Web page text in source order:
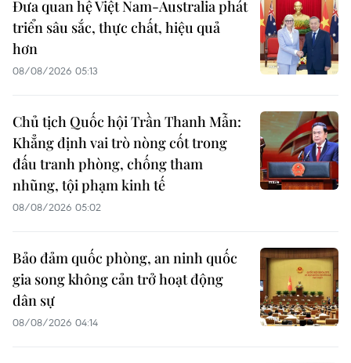
Đưa quan hệ Việt Nam-Australia phát
triển sâu sắc, thực chất, hiệu quả
hơn
08/08/2026 05:13
Chủ tịch Quốc hội Trần Thanh Mẫn:
Khẳng định vai trò nòng cốt trong
đấu tranh phòng, chống tham
nhũng, tội phạm kinh tế
08/08/2026 05:02
Bảo đảm quốc phòng, an ninh quốc
gia song không cản trở hoạt động
dân sự
08/08/2026 04:14